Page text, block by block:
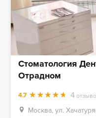
Стоматология
Отрадном
4.7 4
Москва, ул.